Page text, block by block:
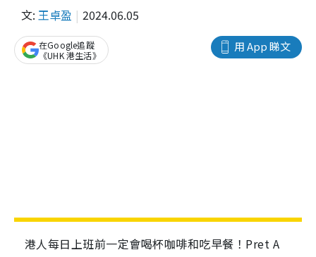
文: 王卓盈 2024.06.05
用 App 睇文
在Google追蹤
《UHK 港生活》
港人每日上班前一定會喝杯咖啡和吃早餐！Pret A